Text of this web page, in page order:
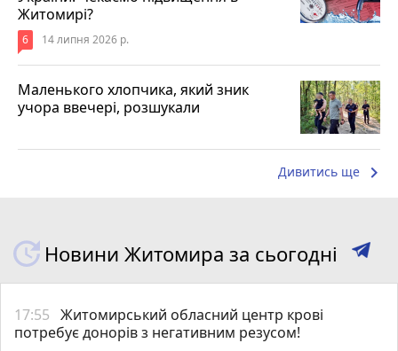
Житомирі?
6 14 липня 2026 р.
Маленького хлопчика, який зник
учора ввечері, розшукали
Дивитись ще keyboard_arrow_right
Новини Житомира за сьогодні
17:55 Житомирський обласний центр крові
потребує донорів з негативним резусом!